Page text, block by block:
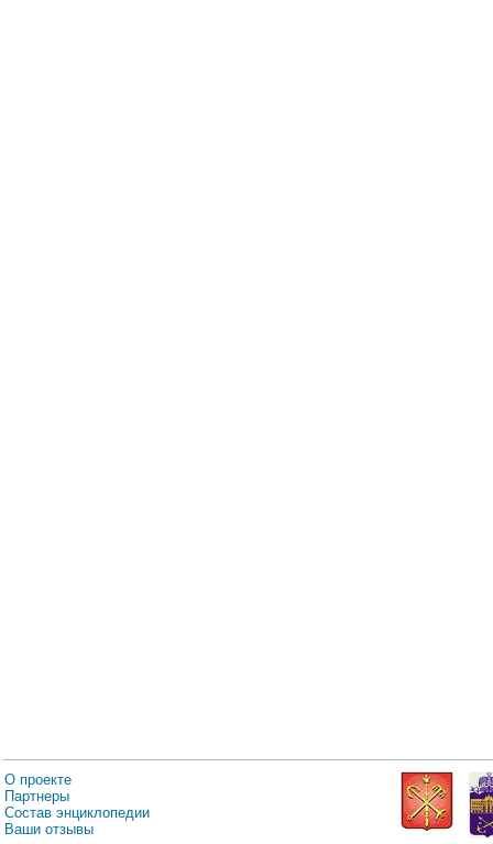
О проекте
Партнеры
Состав энциклопедии
Ваши отзывы